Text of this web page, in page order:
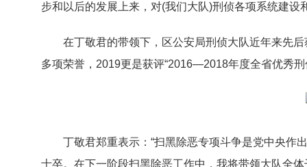
步和以后的发展上来，对(我们大队)刑侦各项系统建设
在丁敬君的带领下，区公安局刑侦大队近年来先
多项荣誉，2019更是获评“2016—2018年度全省优秀刑
丁敬君郑重表示：“扫黑除恶专项斗争是党中央作
士卒。在下一阶段扫黑除恶工作中，我将带领大队全